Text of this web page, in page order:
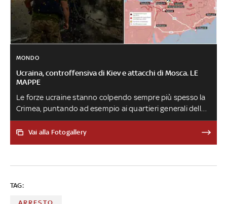
MONDO
Ucraina, controffensiva di Kiev e attacchi di Mosca. LE
MAPPE
Le forze ucraine stanno colpendo sempre più spesso la
Crimea, puntando ad esempio ai quartieri generali della
Flotta del Mar Nero a Sebastopoli. Mosca si vendica
bombardando Odessa. Tra gli altri fronti caldi: Verbove e
Vai alla Fotogallery
TAG: